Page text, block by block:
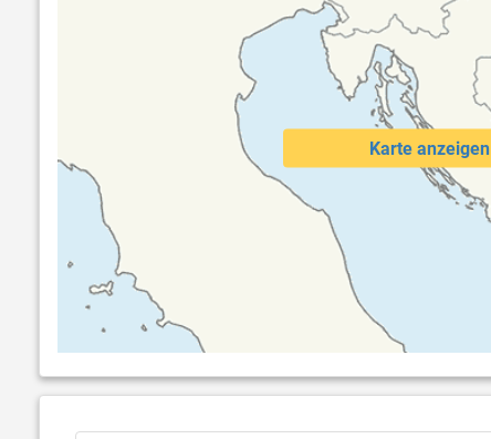
Karte anzeigen